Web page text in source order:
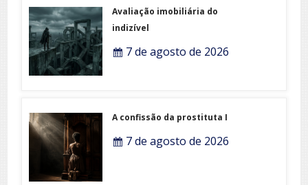
Avaliação imobiliária do
indizível
7 de agosto de 2026
A confissão da prostituta I
7 de agosto de 2026